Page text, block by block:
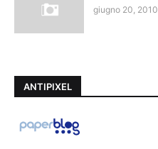
giugno 20, 2010
ANTIPIXEL